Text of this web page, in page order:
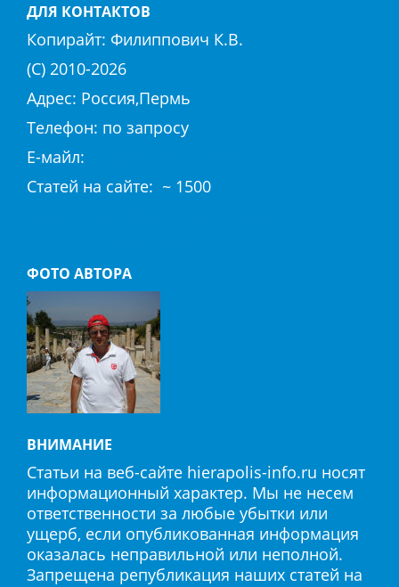
ДЛЯ КОНТАКТОВ
Копирайт: Филиппович К.В.
(С) 2010-2026
Адрес: Россия,Пермь
Телефон: по запросу
E-майл:
Cтaтeй нa caйтe: ~ 1500
ФОТО АВТОРА
ВНИМАНИЕ
Статьи на веб-сайте hierapolis-info.ru носят
информационный характер. Мы не несем
ответственности за любые убытки или
ущерб, если опубликованная информация
оказалась неправильной или неполной.
Запрещена републикация наших статей на